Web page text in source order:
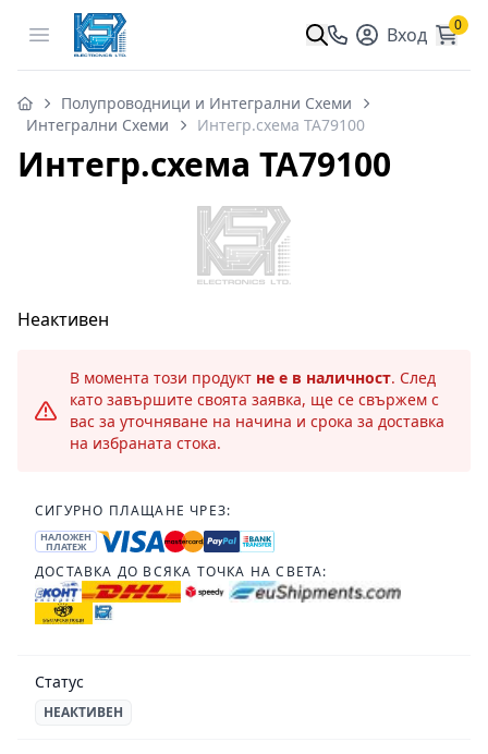
Open menu Вход 0
Полупроводници и Интегрални Схеми
Интегрални Схеми
Интегр.схема TA79100
Интегр.схема TA79100
Неактивен
В момента този продукт не е в наличност. След
като завършите своята заявка, ще се свържем с
вас за уточняване на начина и срока за доставка
на избраната стока.
СИГУРНО ПЛАЩАНЕ ЧРЕЗ:
НАЛОЖЕН
ПЛАТЕЖ
ДОСТАВКА ДО ВСЯКА ТОЧКА НА СВЕТА:
Статус
НЕАКТИВЕН